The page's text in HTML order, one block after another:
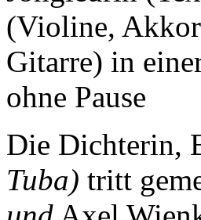
(Violine,
Gitarre) in
ohne Pause
Die Dichterin,
Tuba) tritt